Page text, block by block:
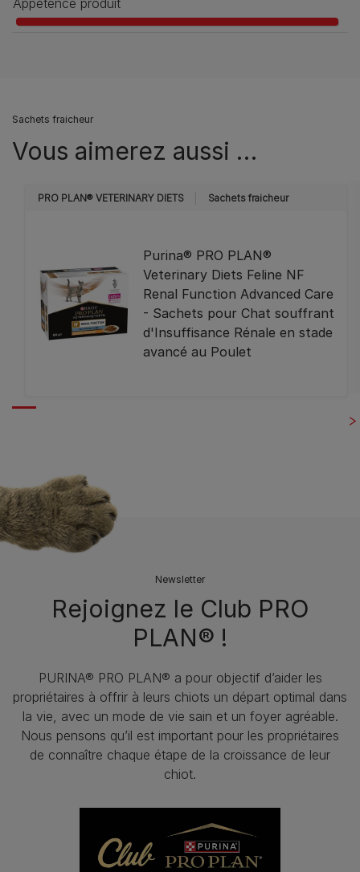
Appétence produit
Sachets fraicheur
Vous aimerez aussi …
PRO PLAN® VETERINARY DIETS Sachets fraicheur
Purina® PRO PLAN®
Veterinary Diets Feline NF
Renal Function Advanced Care
- Sachets pour Chat souffrant
d'Insuffisance Rénale en stade
avancé au Poulet
Newsletter
Rejoignez le Club PRO
PLAN® !
PURINA® PRO PLAN® a pour objectif d’aider les
propriétaires à offrir à leurs chiots un départ optimal dans
la vie, avec un mode de vie sain et un foyer agréable.
Nous pensons qu’il est important pour les propriétaires
de connaître chaque étape de la croissance de leur
chiot.